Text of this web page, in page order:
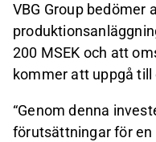
VBG Group bedömer
200 MSEK och att
kommer att uppgå till
“Genom denna
förutsättningar för